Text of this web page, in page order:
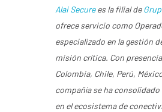
Alai Securees la filial de
ofrece servicio como
especializado en la gestión
misión crítica. Con
Colombia, Chile, Perú,
compañía se ha
en el ecosistema de